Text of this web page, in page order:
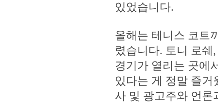
있었습니다.
올해는 테니스 코트
렸습니다. 토니 로
경기가 열리는 곳에
있다는 게 정말 즐
사 및 광고주와 언론